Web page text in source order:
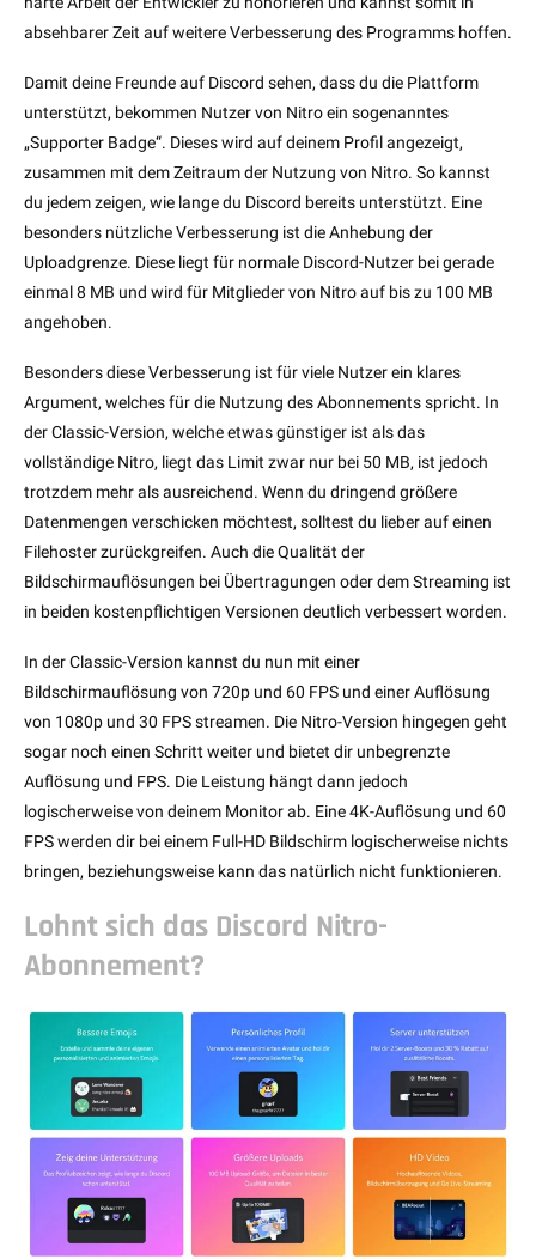
absehbarer Zeit auf weitere Verbesserung des Programms hoffen.
Damit deine Freunde auf Discord sehen, dass du die Plattform
unterstützt, bekommen Nutzer von Nitro ein sogenanntes
„Supporter Badge“. Dieses wird auf deinem Profil angezeigt,
zusammen mit dem Zeitraum der Nutzung von Nitro. So kannst
du jedem zeigen, wie lange du Discord bereits unterstützt. Eine
besonders nützliche Verbesserung ist die Anhebung der
Uploadgrenze. Diese liegt für normale Discord-Nutzer bei gerade
einmal 8 MB und wird für Mitglieder von Nitro auf bis zu 100 MB
angehoben.
Besonders diese Verbesserung ist für viele Nutzer ein klares
Argument, welches für die Nutzung des Abonnements spricht. In
der Classic-Version, welche etwas günstiger ist als das
vollständige Nitro, liegt das Limit zwar nur bei 50 MB, ist jedoch
trotzdem mehr als ausreichend. Wenn du dringend größere
Datenmengen verschicken möchtest, solltest du lieber auf einen
Filehoster zurückgreifen. Auch die Qualität der
Bildschirmauflösungen bei Übertragungen oder dem Streaming ist
in beiden kostenpflichtigen Versionen deutlich verbessert worden.
In der Classic-Version kannst du nun mit einer
Bildschirmauflösung von 720p und 60 FPS und einer Auflösung
von 1080p und 30 FPS streamen. Die Nitro-Version hingegen geht
sogar noch einen Schritt weiter und bietet dir unbegrenzte
Auflösung und FPS. Die Leistung hängt dann jedoch
logischerweise von deinem Monitor ab. Eine 4K-Auflösung und 60
FPS werden dir bei einem Full-HD Bildschirm logischerweise nichts
bringen, beziehungsweise kann das natürlich nicht funktionieren.
Lohnt sich das Discord Nitro-
Abonnement?